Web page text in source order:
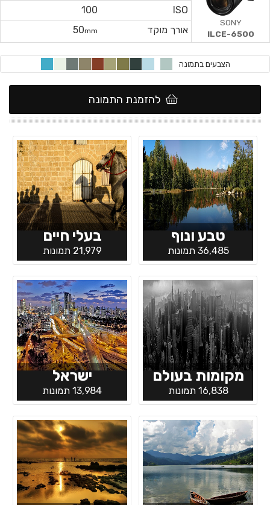
ISO
100
אורך מוקד
50mm
SONY
ILCE-6500
הצבעים בתמונה
להזמנת התמונה
טבע ונוף
36,485 תמונות
בעלי חיים
21,979 תמונות
מקומות בעולם
16,838 תמונות
ישראל
13,984 תמונות